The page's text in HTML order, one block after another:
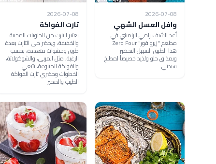
2026-07-08
وافل العسل الشهي
أعد الشيف رامي الراميني في
مطعم "زيرو فور" Zero Four
هذا الطبق السهل التحضير
وبمذاق حلو ولذيذ خصيصاً لمطبخ
سيدتي
2026-07-08
تارت الفواكة
يعتبر التارت من الحلويات المحببة
والخفيفة، ويحضر حلى التارت بعدة
طرق وحشوات متعددة، بحسب
الرغبة، مثل المربى، والشوكولاتة،
والفواكة المتنوعة، تتبعي
الخطوات وحضري تارت الفواكة
الطيب والمميز